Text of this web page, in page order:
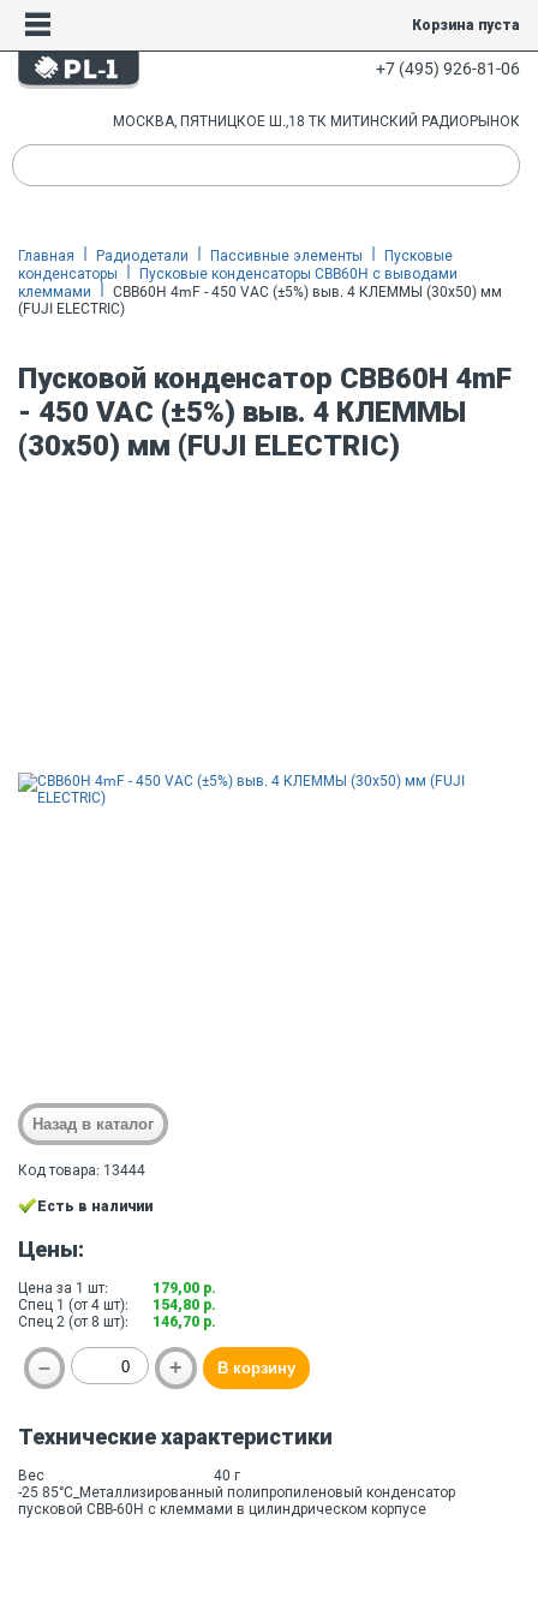
Корзина пуста
+7 (495) 926-81-06
МОСКВА, ПЯТНИЦКОЕ Ш.,18 ТК МИТИНСКИЙ РАДИОРЫНОК
Главная Радиодетали Пассивные элементы
Пусковые
конденсаторы
Пусковые конденсаторы CBB60H с выводами
клеммами
CBB60H 4mF - 450 VAC (±5%) выв. 4 КЛЕММЫ (30х50) мм
(FUJI ELECTRIC)
Пусковой конденсатор CBB60H 4mF
- 450 VAC (±5%) выв. 4 КЛЕММЫ
(30х50) мм (FUJI ELECTRIC)
Код товара: 13444
Есть в наличии
Цены:
Цена за 1 шт:
179,00 р.
Спец 1 (от 4 шт):
154,80 р.
Спец 2 (от 8 шт):
146,70 р.
Технические характеристики
Вес
40 г
-25 85°C_Металлизированный полипропиленовый конденсатор
пусковой CBB-60H с клеммами в цилиндрическом корпусе